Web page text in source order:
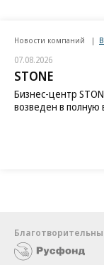
Новости компаний
07.08.2026
STONE
Бизнес-центр
возведен в полную